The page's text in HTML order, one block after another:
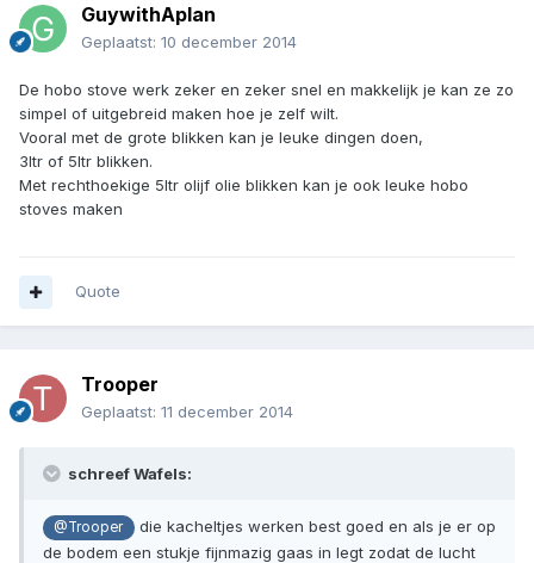
GuywithAplan
Geplaatst: 10 december 2014
De hobo stove werk zeker en zeker snel en makkelijk je kan ze zo
simpel of uitgebreid maken hoe je zelf wilt.
Vooral met de grote blikken kan je leuke dingen doen,
3ltr of 5ltr blikken.
Met rechthoekige 5ltr olijf olie blikken kan je ook leuke hobo
stoves maken
Quote
Trooper
Geplaatst: 11 december 2014
schreef Wafels:
@Trooper
die kacheltjes werken best goed en als je er op
de bodem een stukje fijnmazig gaas in legt zodat de lucht